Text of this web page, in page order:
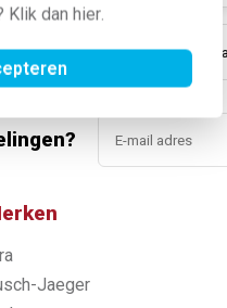
Klik dan hier.
vanaf € 150 5% extra
Jaeger